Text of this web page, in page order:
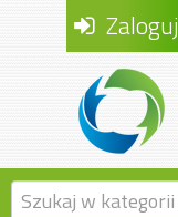
Zaloguj